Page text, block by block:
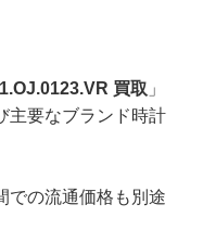
買取 」
主要なブランド時計
での流通価格も別途